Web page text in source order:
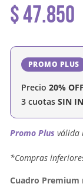
$47.850
PROMO PLUS
Precio 20% OFF
3 cuotas SIN
Promo Plus válida
´*Compras
Cuadro Premium